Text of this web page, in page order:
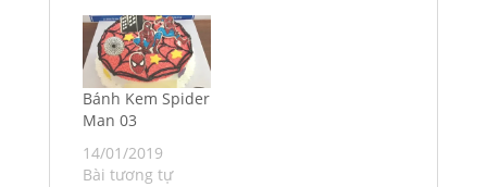
Bánh Kem Spider
Man 03
14/01/2019
Bài tương tự